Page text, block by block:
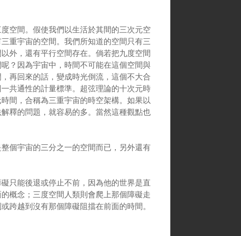
空間。假使我們以生活於其間的三次元空
重宇宙的空間。我們所知道的空間只有三
外，還有平行空間存在。倘若把九度空間
？因為宇宙中，時間不可能在這個空間與
再回來的話，變成時光倒流，這個不大合
共通性的計量標準。超弦理論的十次元時
間，合稱為三重宇宙的時空架構。如果以
釋的問題，就容易的多。當然這種觀點也
個宇宙的三分之一的空間而已，另外還有
只能後退或停止不前，因為他的世界是直
概念；三度空間人類則會爬上那個障礙走
跨越到沒有那個障礙阻擋在前面的時間。